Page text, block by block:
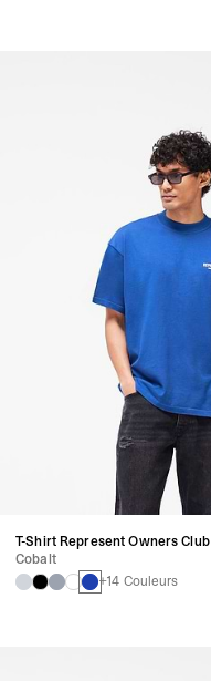
T-Shirt Represent Owners Club
Cobalt
+14 Couleurs